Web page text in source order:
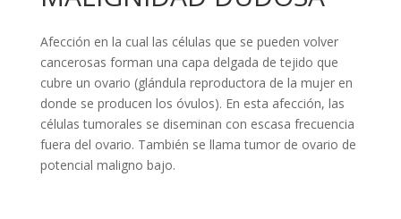
Afección en la cual las células que se pueden volver
cancerosas forman una capa delgada de tejido que
cubre un ovario (glándula reproductora de la mujer en
donde se producen los óvulos). En esta afección, las
células tumorales se diseminan con escasa frecuencia
fuera del ovario. También se llama tumor de ovario de
potencial maligno bajo.